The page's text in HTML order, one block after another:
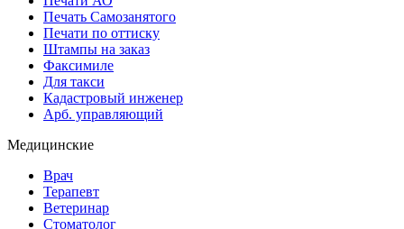
Печать Самозанятого
Печати по оттиску
Штампы на заказ
Факсимиле
Для такси
Кадастровый инженер
Арб. управляющий
Медицинские
Врач
Терапевт
Ветеринар
Стоматолог